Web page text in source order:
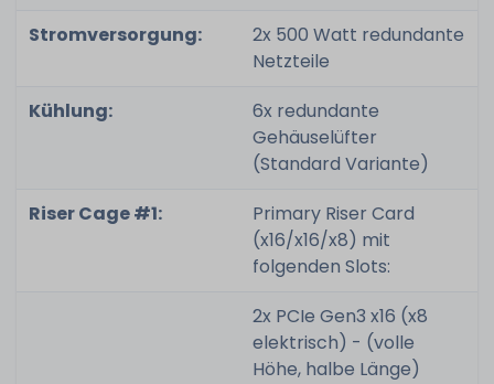
Stromversorgung:
2x 500 Watt redundante
Netzteile
Kühlung:
6x redundante
Gehäuselüfter
(Standard Variante)
Riser Cage #1:
Primary Riser Card
(x16/x16/x8) mit
folgenden Slots:
2x PCIe Gen3 x16 (x8
elektrisch) - (volle
Höhe, halbe Länge)